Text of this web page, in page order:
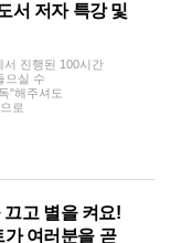
서 저자 특강 및
서 진행된 100시간
으실 수
"해주셔도
로
끄고 별을 켜요!
가 여러분을 곧